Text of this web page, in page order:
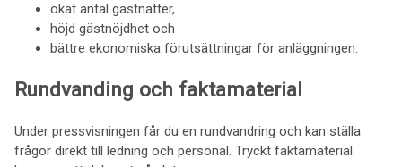
ökat antal gästnätter,
höjd gästnöjdhet och
bättre ekonomiska förutsättningar för anläggningen.
Rundvanding och faktamaterial
Under pressvisningen får du en rundvandring och kan ställa
frågor direkt till ledning och personal. Tryckt faktamaterial